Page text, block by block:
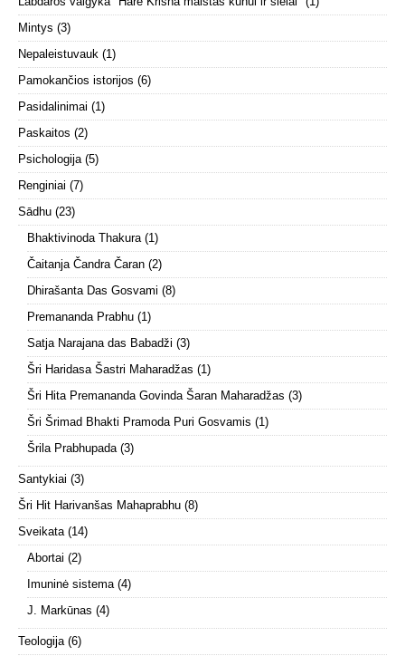
Mintys (3)
Nepaleistuvauk (1)
Pamokančios istorijos (6)
Pasidalinimai (1)
Paskaitos (2)
Psichologija(5)
Renginiai (7)
Sādhu (23)
Bhaktivinoda Thakura(1)
Čaitanja Čandra Čaran (2)
Dhirašanta Das Gosvami (8)
Premananda Prabhu (1)
Satja Narajana das Babadži (3)
Šri Haridasa Šastri Maharadžas (1)
Šri Hita Premananda Govinda Šaran Maharadžas (3)
Šri Šrimad Bhakti Pramoda Puri Gosvamis (1)
Šrila Prabhupada(3)
Santykiai (3)
Šri Hit Harivanšas Mahaprabhu (8)
Sveikata(14)
Abortai (2)
Imuninė sistema(4)
J. Markūnas (4)
Teologija(6)